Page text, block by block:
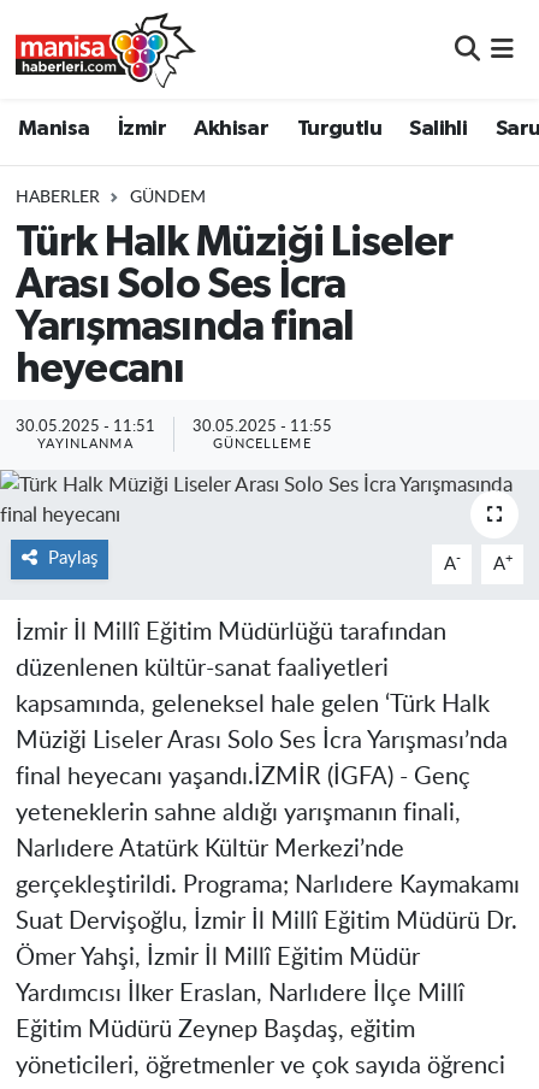
Manisa İzmir Akhisar Turgutlu Salihli
HABERLER GÜNDEM
Türk Halk Müziği Liseler
Arası Solo Ses İcra
Yarışmasında final
heyecanı
30.05.2025 - 11:51
YAYINLANMA
30.05.2025 - 11:55
GÜNCELLEME
Paylaş A- A+
İzmir İl Millî Eğitim Müdürlüğü tarafından
düzenlenen kültür-sanat faaliyetleri
kapsamında, geleneksel hale gelen ‘Türk Halk
Müziği Liseler Arası Solo Ses İcra Yarışması’nda
final heyecanı yaşandı. İZMİR (İGFA) - Genç
yeteneklerin sahne aldığı yarışmanın finali,
Narlıdere Atatürk Kültür Merkezi’nde
gerçekleştirildi. Programa; Narlıdere Kaymakamı
Suat Dervişoğlu, İzmir İl Millî Eğitim Müdürü Dr.
Ömer Yahşi, İzmir İl Millî Eğitim Müdür
Yardımcısı İlker Eraslan, Narlıdere İlçe Millî
Eğitim Müdürü Zeynep Başdaş, eğitim
yöneticileri, öğretmenler ve çok sayıda öğrenci
Turgutlu
Salihli
Resmi İlanlar
Manisa Nöbetçi Eczaneler
Manisa Trafik Yoğunluk Haritası
Süper Lig Puan Durumu ve Fikstür
Haber Arşivi